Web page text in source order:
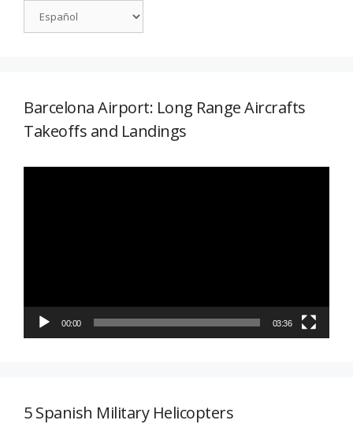
Barcelona Airport: Long Range Aircrafts
Takeoffs and Landings
00:00 03:36
5 Spanish Military Helicopters